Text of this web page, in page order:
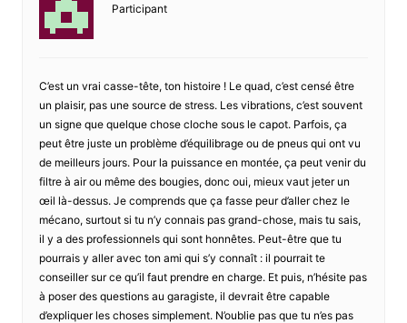
Participant
C’est un vrai casse-tête, ton histoire ! Le quad, c’est censé être
un plaisir, pas une source de stress. Les vibrations, c’est souvent
un signe que quelque chose cloche sous le capot. Parfois, ça
peut être juste un problème d’équilibrage ou de pneus qui ont vu
de meilleurs jours. Pour la puissance en montée, ça peut venir du
filtre à air ou même des bougies, donc oui, mieux vaut jeter un
œil là-dessus. Je comprends que ça fasse peur d’aller chez le
mécano, surtout si tu n’y connais pas grand-chose, mais tu sais,
il y a des professionnels qui sont honnêtes. Peut-être que tu
pourrais y aller avec ton ami qui s’y connaît : il pourrait te
conseiller sur ce qu’il faut prendre en charge. Et puis, n’hésite pas
à poser des questions au garagiste, il devrait être capable
d’expliquer les choses simplement. N’oublie pas que tu n’es pas